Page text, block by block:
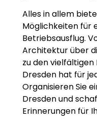
Alles in allem
Möglichkeiten für
Betriebsausflug.
Architektur über
zu den
Dresden hat für
Organisieren Sie
Dresden und
Erinnerungen für